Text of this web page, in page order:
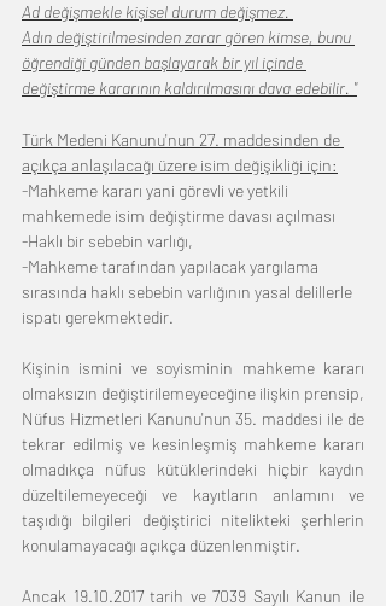
Ad değişmekle kişisel durum değişmez.
Adın değiştirilmesinden zarar gören kimse, bunu
öğrendiği günden başlayarak bir yıl içinde
değiştirme kararının kaldırılmasını dava edebilir. "
Türk Medeni Kanunu'nun 27. maddesinden de
açıkça anlaşılacağı üzere isim değişikliği için:
-Mahkeme kararı yani görevli ve yetkili
mahkemede isim değiştirme davası açılması
-Haklı bir sebebin varlığı,
-Mahkeme tarafından yapılacak yargılama
sırasında haklı sebebin varlığının yasal delillerle
ispatı gerekmektedir.
Kişinin ismini ve soyisminin mahkeme kararı
olmaksızın değiştirilemeyeceğine ilişkin prensip,
Nüfus Hizmetleri Kanunu'nun 35. maddesi ile de
tekrar edilmiş ve kesinleşmiş mahkeme kararı
olmadıkça nüfus kütüklerindeki hiçbir kaydın
düzeltilemeyeceği ve kayıtların anlamını ve
taşıdığı bilgileri değiştirici nitelikteki şerhlerin
konulamayacağı açıkça düzenlenmiştir.
Ancak 19.10.2017 tarih ve 7039 Sayılı Kanun ile